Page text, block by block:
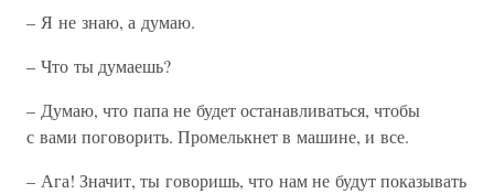
– Я не знаю, а думаю.
– Что ты думаешь?
– Думаю, что папа не будет останавливаться, чтобы
с вами поговорить. Промелькнет в машине, и все.
– Ага! Значит, ты говоришь, что нам не будут показывать